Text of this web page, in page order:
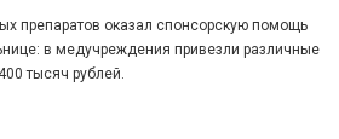
препаратов оказал спонсорскую помощь
в медучреждения привезли различные
тысяч рублей.